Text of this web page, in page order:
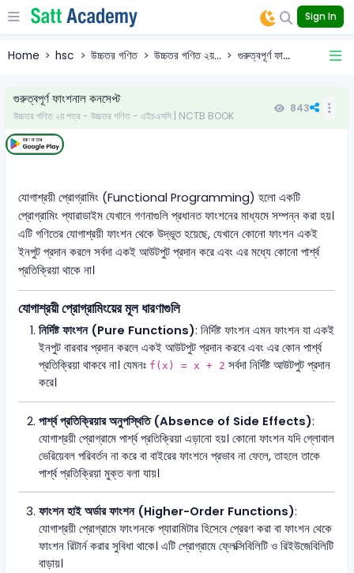
Sign In
Home hsc উচ্চতর গণিত উচ্চতর গণিত ২য়... গুরুত্বপূর্ণ ফা...
গুরুত্বপূর্ণ ফাংশনাল কনসেপ্ট
উচ্চতর গণিত ২য় পত্র - উচ্চতর গণিত - এইচএসসি | NCTB BOOK
843
যোগাশ্রয়ী প্রোগ্রামিং (Functional Programming) হলো একটি
প্রোগ্রামিং প্যারাডাইম যেখানে গণনাগুলি প্রধানত ফাংশনের মাধ্যমে সম্পন্ন করা হয়।
এটি গণিতের যোগাশ্রয়ী ফাংশন থেকে উদ্ভূত হয়েছে, যেখানে কোনো ফাংশন একই
ইনপুট প্রদান করলে সর্বদা একই আউটপুট প্রদান করে এবং এর মধ্যে কোনো পার্শ্ব
প্রতিক্রিয়া থাকে না।
যোগাশ্রয়ী প্রোগ্রামিংয়ের মূল ধারণাগুলি
নির্দিষ্ট ফাংশন (Pure Functions): নির্দিষ্ট ফাংশন এমন ফাংশন যা একই
ইনপুট বারবার প্রদান করলে একই আউটপুট প্রদান করবে এবং এর কোন পার্শ্ব
প্রতিক্রিয়া থাকবে না। যেমনঃ f(x) = x + 2 সর্বদা নির্দিষ্ট আউটপুট প্রদান
করে।
পার্শ্ব প্রতিক্রিয়ার অনুপস্থিতি (Absence of Side Effects):
যোগাশ্রয়ী প্রোগ্রামে পার্শ্ব প্রতিক্রিয়া এড়ানো হয়। কোনো ফাংশন যদি গ্লোবাল
ভেরিয়েবল পরিবর্তন না করে বা বাইরের ফাংশনে প্রভাব না ফেলে, তাহলে তাকে
পার্শ্ব প্রতিক্রিয়া মুক্ত বলা যায়।
ফাংশন হাই অর্ডার ফাংশন (Higher-Order Functions):
যোগাশ্রয়ী প্রোগ্রামে ফাংশনকে প্যারামিটার হিসেবে প্রেরণ করা বা ফাংশন থেকে
ফাংশন রিটার্ন করার সুবিধা থাকে। এটি প্রোগ্রামে ফ্লেক্সিবিলিটি ও রিইউজেবিলিটি
বাড়ায়।